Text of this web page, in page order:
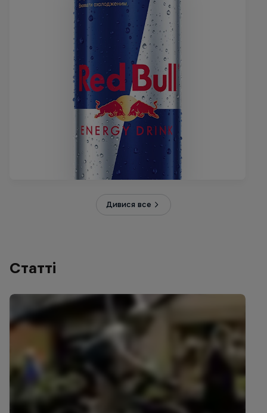
Дивися все
Статті